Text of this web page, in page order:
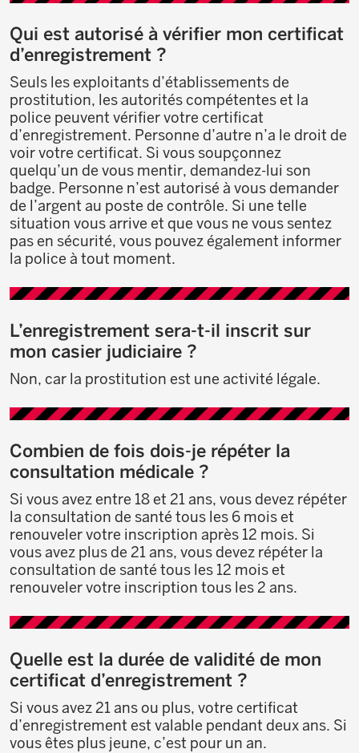
Qui est autorisé à vérifier mon certificat
d’enregistrement ?
Seuls les exploitants d’établissements de
prostitution, les autorités compétentes et la
police peuvent vérifier votre certificat
d’enregistrement. Personne d’autre n’a le droit de
voir votre certificat. Si vous soupçonnez
quelqu’un de vous mentir, demandez-lui son
badge. Personne n’est autorisé à vous demander
de l’argent au poste de contrôle. Si une telle
situation vous arrive et que vous ne vous sentez
pas en sécurité, vous pouvez également informer
la police à tout moment.
L’enregistrement sera-t-il inscrit sur
mon casier judiciaire ?
Non, car la prostitution est une activité légale.
Combien de fois dois-je répéter la
consultation médicale ?
Si vous avez entre 18 et 21 ans, vous devez répéter
la consultation de santé tous les 6 mois et
renouveler votre inscription après 12 mois. Si
vous avez plus de 21 ans, vous devez répéter la
consultation de santé tous les 12 mois et
renouveler votre inscription tous les 2 ans.
Quelle est la durée de validité de mon
certificat d’enregistrement ?
Si vous avez 21 ans ou plus, votre certificat
d’enregistrement est valable pendant deux ans. Si
vous êtes plus jeune, c’est pour un an.